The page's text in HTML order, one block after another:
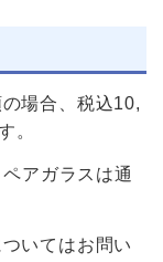
場合、税込10,
。
アガラスは通
いてはお問い